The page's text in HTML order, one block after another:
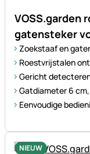
VOSS.garden
gatensteker
Zoekstaaf en
Roestvrijstalen
Gericht
Gatdiameter 6
Eenvoudige
NIEUW